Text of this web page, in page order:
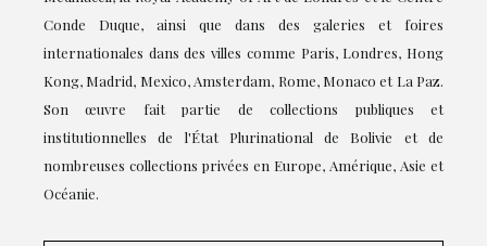
Conde Duque, ainsi que dans des galeries et foires
internationales dans des villes comme Paris, Londres, Hong
Kong, Madrid, Mexico, Amsterdam, Rome, Monaco et La Paz.
Son œuvre fait partie de collections publiques et
institutionnelles de l'État Plurinational de Bolivie et de
nombreuses collections privées en Europe, Amérique, Asie et
Océanie.